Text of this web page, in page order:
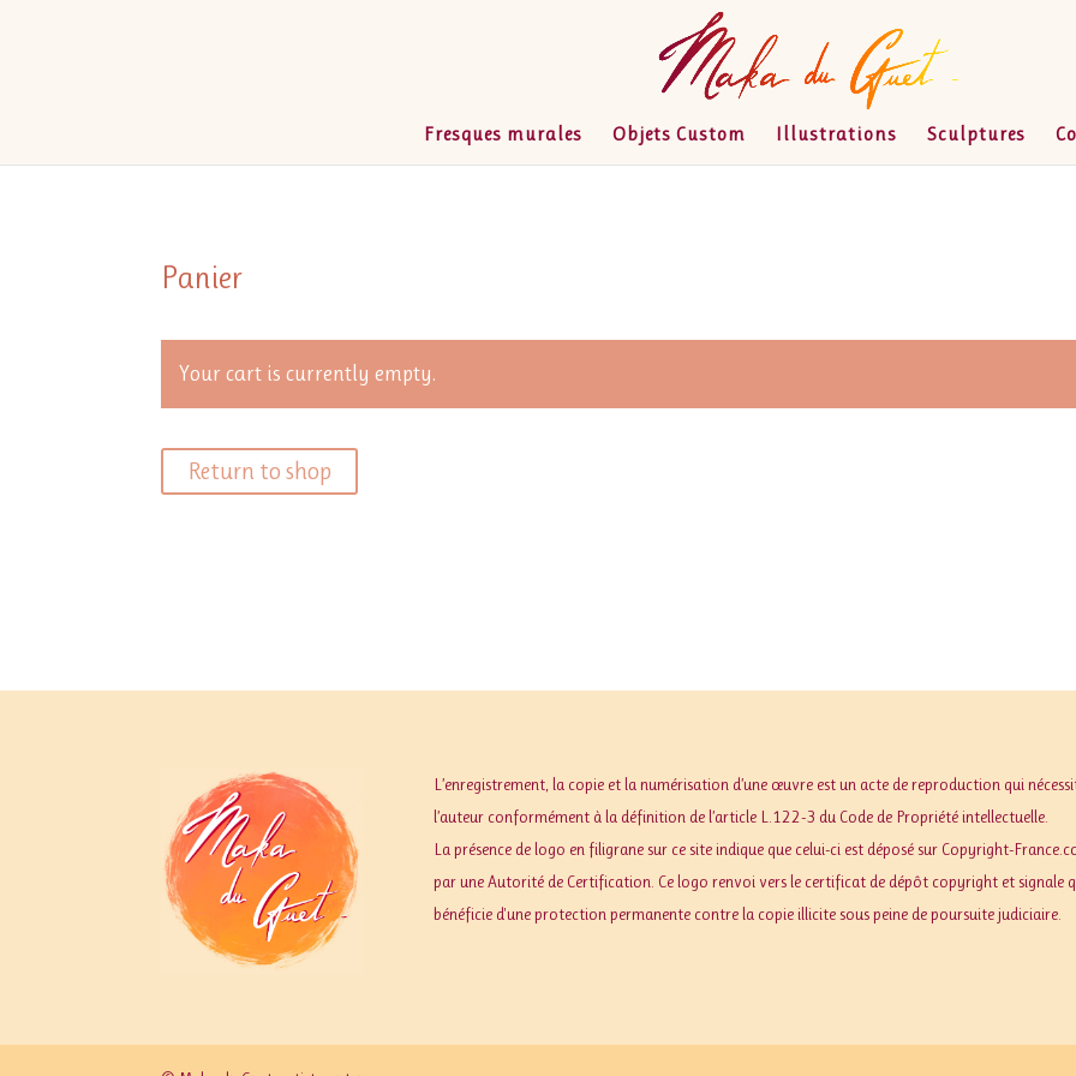
Fresques murales Objets Custom Illustrations Sculptures
Panier
Your cart is currently empty.
Return to shop
L’enregistrement, la copie et la numérisation d’une œuvre est un acte de reproduction qui
l’auteur conformément à la définition de l’article L.122-3 du Code de Propriété intellectuelle.
La présence de logo en filigrane sur ce site indique que celui-ci est déposé sur Copyright-
par une Autorité de Certification. Ce logo renvoi vers le certificat de dépôt copyright et signale
bénéficie d'une protection permanente contre la copie illicite sous peine de poursuite judiciaire.